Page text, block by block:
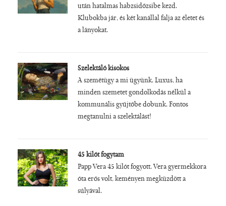
után hatalmas habzsidőzsibe kezd.
Klubokba jár, és két kanállal falja az életet és
a lányokat.
Szelektáló kisokos
A szemétügy a mi ügyünk. Luxus, ha
minden szemetet gondolkodás nélkül a
kommunális gyűjtőbe dobunk. Fontos
megtanulni a szelektálást!
45 kilót fogytam
Papp Vera 45 kilót fogyott. Vera gyermekkora
óta erős volt, keményen megküzdött a
súlyával.